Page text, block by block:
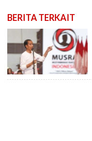
BERITA TERKAIT